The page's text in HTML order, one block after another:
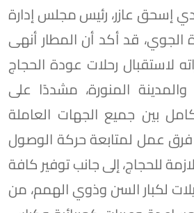
إسحق عازر، رئيس مجلس إدارة
الجوي، قد أكد أن المطار أنهى
لاستقبال رحلات عودة الحجاج
المنورة، مشددًا على
بين جميع الجهات العاملة
فرق عمل لمتابعة حركة الوصول
للحجاج، إلى جانب توفير كافة
لكبار السن وذوي الهمم، من